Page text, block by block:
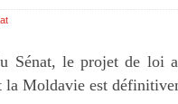
Sénat, le projet de loi
la Moldavie est